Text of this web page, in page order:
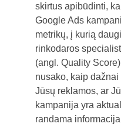
skirtus apibūdinti,
Google Ads
metrikų, į kurią
rinkodaros
(angl. Quality
nusako, kaip
Jūsų reklamos, ar
kampanija yra
randama